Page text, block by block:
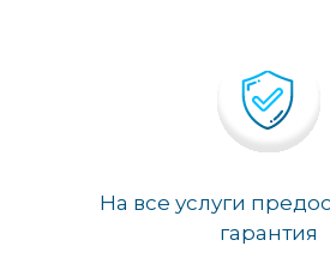
На все услуги
гарантия